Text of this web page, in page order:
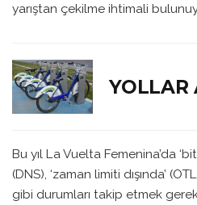
yarıştan çekilme ihtimali
YOLLAR
Bu yıl La Vuelta Femenina’da
(DNS), ‘zaman limiti dışında’
gibi durumları takip etmek